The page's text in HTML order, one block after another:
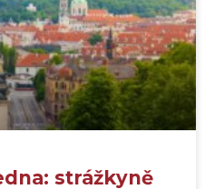
strážkyně